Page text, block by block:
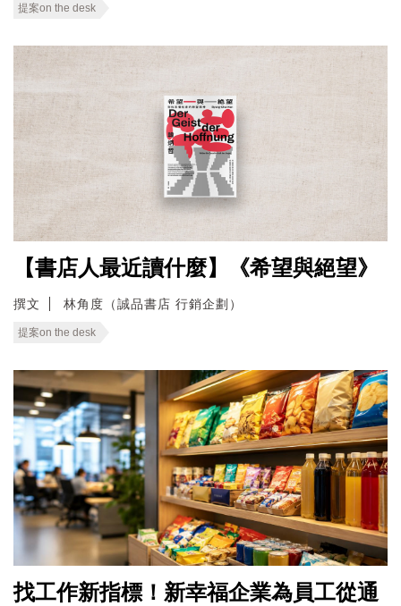
提案on the desk
【書店人最近讀什麼】《希望與絕望》
撰文 林角度（誠品書店 行銷企劃）
提案on the desk
找工作新指標！新幸福企業為員工從通